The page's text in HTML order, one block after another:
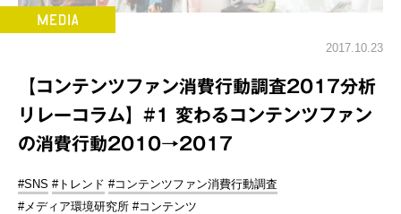
2017.10.23
【コンテンツファン消費行動調査2017分析
リレーコラム】#1 変わるコンテンツファン
の消費行動2010→2017
#SNS #トレンド #コンテンツファン消費行動調査
#メディア環境研究所 #コンテンツ